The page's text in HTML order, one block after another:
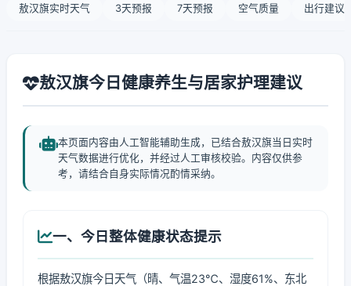
敖汉旗实时天气 3天预报 7天预报 空气质量 出行建议
敖汉旗今日健康养生与居家护理建议
本页面内容由人工智能辅助生成，已结合敖汉旗当日实时
天气数据进行优化，并经过人工审核校验。内容仅供参
考，请结合自身实际情况酌情采纳。
一、今日整体健康状态提示
根据敖汉旗今日天气（晴、气温23℃、湿度61%、东北